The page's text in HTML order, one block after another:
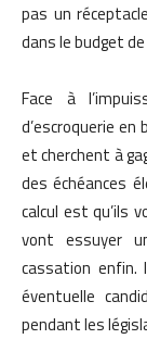
pas un
dans le budget
Face à
d’escroquerie
et cherchent à
des échéances
calcul est qu’ils
vont essuyer
cassation enfin.
éventuelle
pendant les